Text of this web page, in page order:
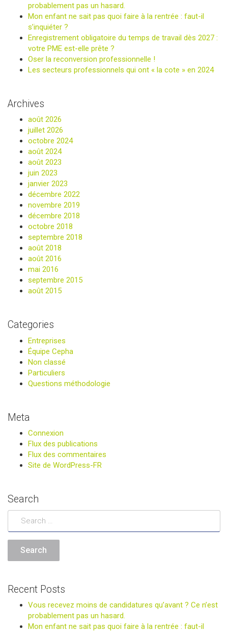
probablement pas un hasard.
Mon enfant ne sait pas quoi faire à la rentrée : faut-il
s’inquiéter ?
Enregistrement obligatoire du temps de travail dès 2027 :
votre PME est-elle prête ?
Oser la reconversion professionnelle !
Les secteurs professionnels qui ont « la cote » en 2024
Archives
août 2026
juillet 2026
octobre 2024
août 2024
août 2023
juin 2023
janvier 2023
décembre 2022
novembre 2019
décembre 2018
octobre 2018
septembre 2018
août 2018
août 2016
mai 2016
septembre 2015
août 2015
Categories
Entreprises
Équipe Cepha
Non classé
Particuliers
Questions méthodologie
Meta
Connexion
Flux des publications
Flux des commentaires
Site de WordPress-FR
Search
Recent Posts
Vous recevez moins de candidatures qu’avant ? Ce n’est
probablement pas un hasard.
Mon enfant ne sait pas quoi faire à la rentrée : faut-il